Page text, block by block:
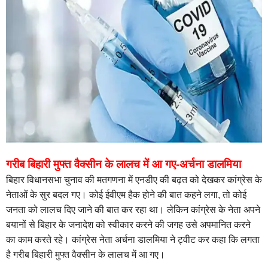
गरीब बिहारी मुफ्त वैक्सीन के लालच में आ गए-अर्चना डालमिया
बिहार विधानसभा चुनाव की मतगणना में एनडीए की बढ़त को देखकर कांग्रेस के
नेताओं के सुर बदल गए। कोई ईवीएम हैक होने की बात कहने लगा, तो कोई
जनता को लालच दिए जाने की बात कर रहा था। लेकिन कांग्रेस के नेता अपने
बयानों से बिहार के जनादेश को स्वीकार करने की जगह उसे अपमानित करने
का काम करते रहे। कांग्रेस नेता अर्चना डालमिया ने ट्वीट कर कहा कि लगता
है गरीब बिहारी मुफ्त वैक्सीन के लालच में आ गए।